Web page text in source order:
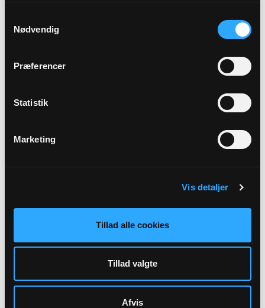
Nødvendig
Præferencer
Statistik
Marketing
Vis detaljer
Tillad alle cookies
Tillad valgte
Afvis
06